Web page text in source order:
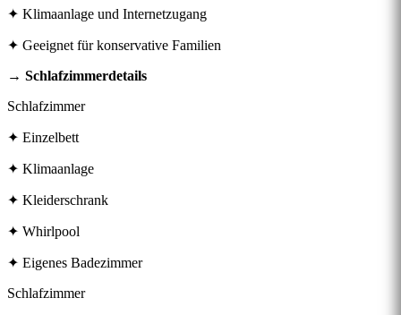
✦ Klimaanlage und Internetzugang
✦ Geeignet für konservative Familien
→ Schlafzimmerdetails
Schlafzimmer
✦ Einzelbett
✦ Klimaanlage
✦ Kleiderschrank
✦ Whirlpool
✦ Eigenes Badezimmer
Schlafzimmer